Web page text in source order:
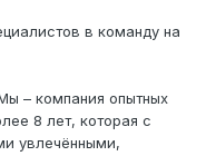
в команду на
– компания опытных
8 лет, которая с
увлечёнными,